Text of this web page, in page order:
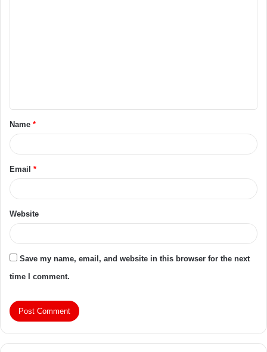
Name *
Email *
Website
Save my name, email, and website in this browser for the next
time I comment.